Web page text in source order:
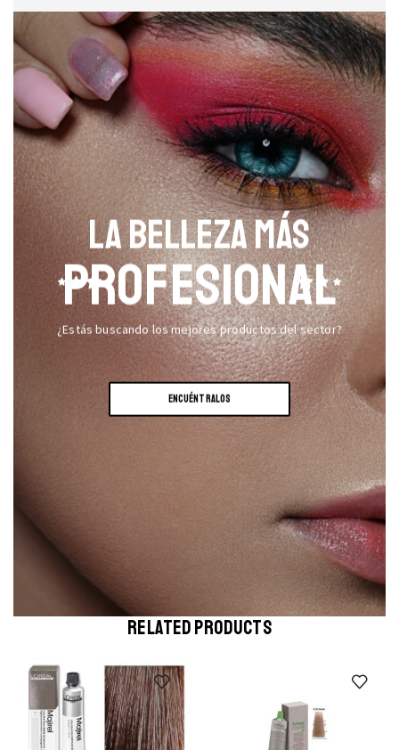
LA BELLEZA MÁS
PROFESIONAL
¿Estás buscando los mejores productos del sector?
ENCUÉNTRALOS
RELATED PRODUCTS